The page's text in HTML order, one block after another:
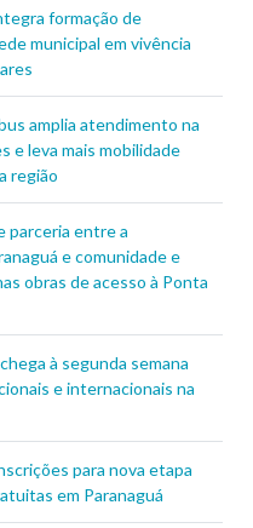
formação de
municipal em vivência
amplia atendimento na
e leva mais mobilidade
região
parceria entre a
e comunidade e
obras de acesso à Ponta
à segunda semana
e internacionais na
para nova etapa
em Paranaguá